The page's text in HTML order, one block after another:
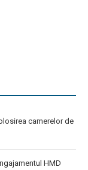
camerelor de
HMD